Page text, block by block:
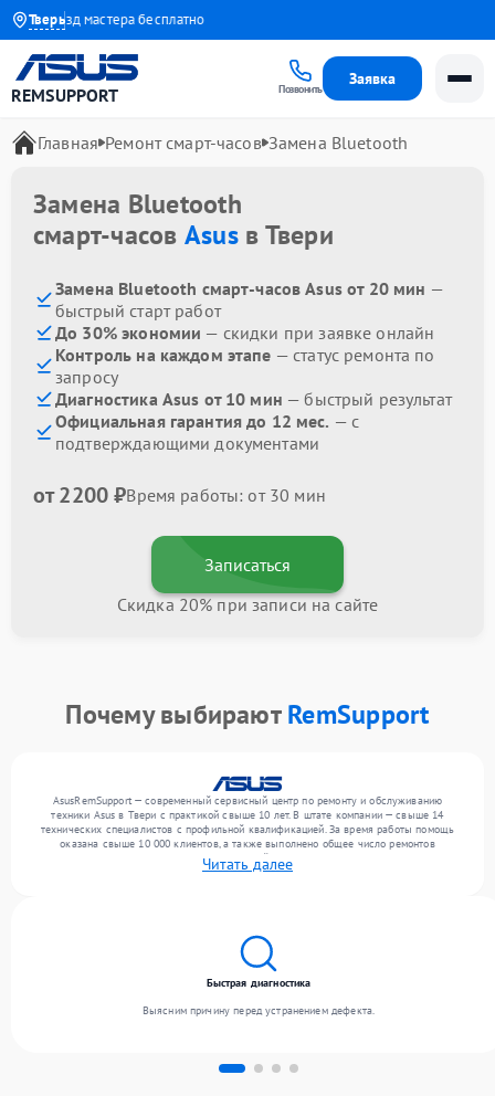
Тверь
Выезд мастера бесплатно
REMSUPPORT Позвонить
Заявка
Главная Ремонт смарт-часов Замена Bluetooth
Замена Bluetooth
смарт-часов Asusв Твери
Замена Bluetooth смарт-часов Asus от 20 мин —
быстрый старт работ
До 30% экономии — скидки при заявке онлайн
Контроль на каждом этапе — статус ремонта по
запросу
Диагностика Asus от 10 мин — быстрый результат
Официальная гарантия до 12 мес. — с
подтверждающими документами
от 2200 ₽Время работы: от 30 мин
Записаться
Скидка 20% при записи на сайте
Почему выбираютRemSupport
AsusRemSupport — современный сервисный центр по ремонту и обслуживанию
техники Asus в Твери с практикой свыше 10 лет. В штате компании — свыше 14
технических специалистов с профильной квалификацией. За время работы помощь
оказана свыше 10 000 клиентов, а также выполнено общее число ремонтов
превысило 12 000. Ежемесячно в сервисный центр поступает свыше 300 единиц
техники, включая , , . Мы работаем с широким спектром неисправностей и предлагаем
Читать далее
Быстрая диагностика
Выясним причину перед устранением дефекта.